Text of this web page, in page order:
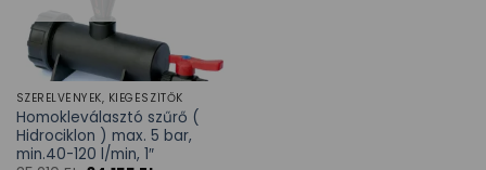
SZERELVÉNYEK, KIEGÉSZÍTŐK
Homokleválasztó szűrő (
Hidrociklon ) max. 5 bar,
min.40-120 l/min, 1″